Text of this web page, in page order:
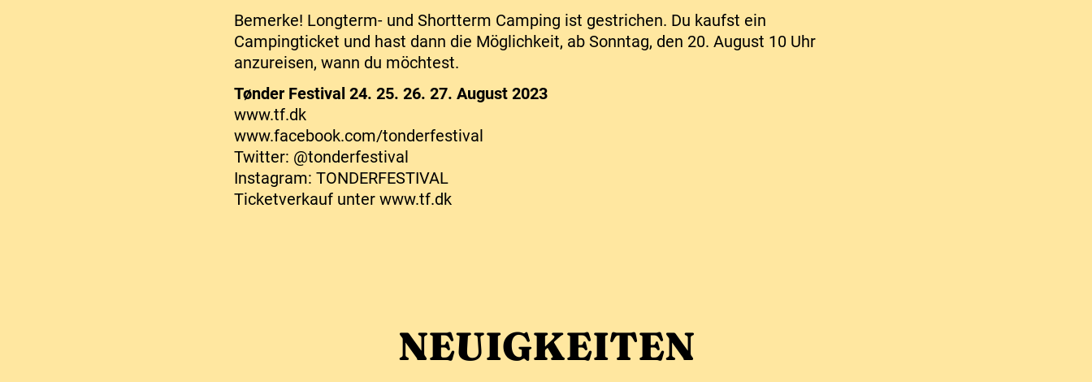
Bemerke! Longterm- und Shortterm Camping ist gestrichen. Du kaufst ein
Campingticket und hast dann die Möglichkeit, ab Sonntag, den 20. August 10 Uhr
anzureisen, wann du möchtest.
Tønder Festival 24. 25. 26. 27. August 2023
www.tf.dk
www.facebook.com/tonderfestival
Twitter: @tonderfestival
Instagram: TONDERFESTIVAL
Ticketverkauf unter www.tf.dk
NEUIGKEITEN